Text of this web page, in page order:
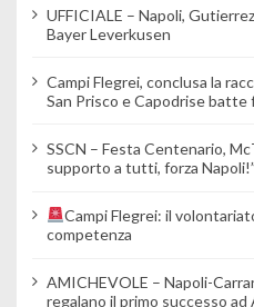
UFFICIALE – Napoli,
Bayer Leverkusen
Campi Flegrei, conclusa la
San Prisco e Capodrise
SSCN – Festa Centenario,
supporto a tutti, forza Napoli!”
Campi Flegrei: il
competenza
AMICHEVOLE – Napoli-
regalano il primo successo ad